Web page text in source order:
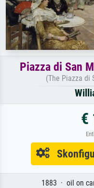
Piazza di San
(The Piazza di
€
1883 · oil on